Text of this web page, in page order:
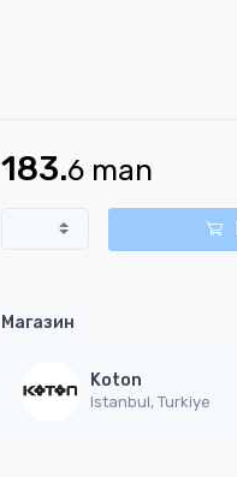
183.6 man
Магазин
Koton
Istanbul, Turkiye